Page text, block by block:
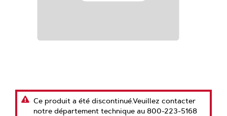
Ce produit a été discontinué.Veuillez contacter
notre département technique au 800-223-5168